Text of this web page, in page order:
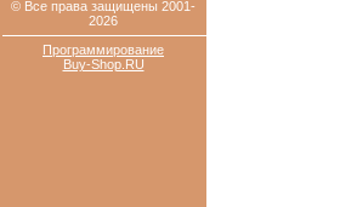
© Все права защищены 2001-
2026
Программирование
Buy-Shop.RU